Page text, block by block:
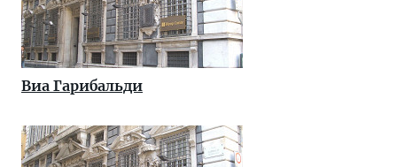
Виа Гарибальди